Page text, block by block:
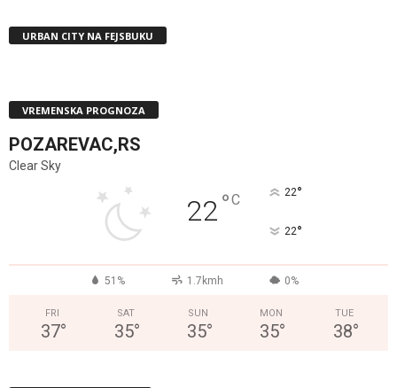
URBAN CITY NA FEJSBUKU
VREMENSKA PROGNOZA
POZAREVAC,RS
Clear Sky
22°C 22°
22°
51% 1.7kmh 0%
FRI
37°
SAT
35°
SUN
35°
MON
35°
TUE
38°